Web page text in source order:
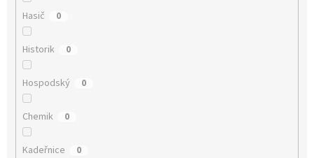
Hasič 0
Historik 0
Hospodský 0
Chemik 0
Kadeřnice 0